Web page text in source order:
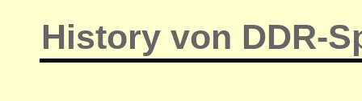
History von DDR-